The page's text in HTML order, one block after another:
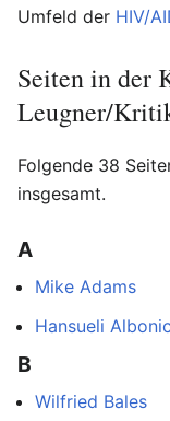
Umfeld der HIV/
Seiten in der
Leugner/
Folgende 38
insgesamt.
A
Mike Adams
Hansueli
B
Wilfried Bales